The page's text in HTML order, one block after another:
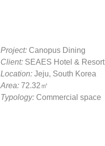
Project: Canopus Dining
Client: SEAES Hotel & Resort
Location:Jeju, South Korea
Area:72.32㎡
Typology:Commercial space